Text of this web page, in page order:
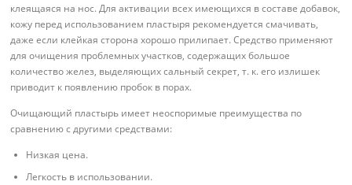
клеящаяся на нос. Для активации всех имеющихся в составе добавок,
кожу перед использованием пластыря рекомендуется смачивать,
даже если клейкая сторона хорошо прилипает. Средство применяют
для очищения проблемных участков, содержащих большое
количество желез, выделяющих сальный секрет, т. к. его излишек
приводит к появлению пробок в порах.
Очищающий пластырь имеет неоспоримые преимущества по
сравнению с другими средствами:
Низкая цена.
Легкость в использовании.